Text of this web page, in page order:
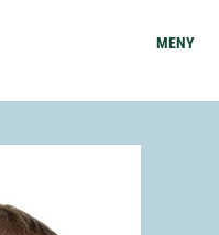
MENY